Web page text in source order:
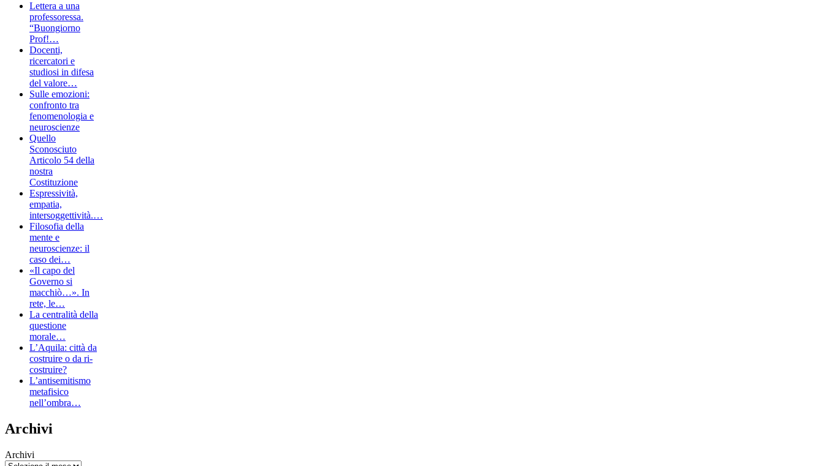
Lettera a una
professoressa.
“Buongiorno
Prof!…
Docenti,
ricercatori e
studiosi in difesa
del valore…
Sulle emozioni:
confronto tra
fenomenologia e
neuroscienze
Quello
Sconosciuto
Articolo 54 della
nostra
Costituzione
Espressività,
empatia,
intersoggettività.…
Filosofia della
mente e
neuroscienze: il
caso dei…
«Il capo del
Governo si
macchiò…». In
rete, le…
La centralità della
questione
morale…
L’Aquila: città da
costruire o da ri-
costruire?
L’antisemitismo
metafisico
nell’ombra…
Archivi
Archivi